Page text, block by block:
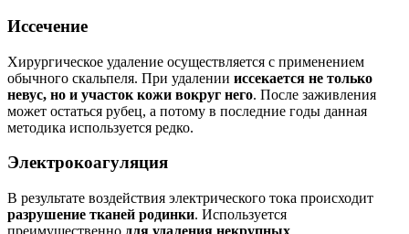
Иссечение
Хирургическое удаление осуществляется с применением
обычного скальпеля. При удалении иссекается не только
невус, но и участок кожи вокруг него. После заживления
может остаться рубец, а потому в последние годы данная
методика используется редко.
Электрокоагуляция
В результате воздействия электрического тока происходит
разрушение тканей родинки. Используется
преимущественно для удаления некрупных